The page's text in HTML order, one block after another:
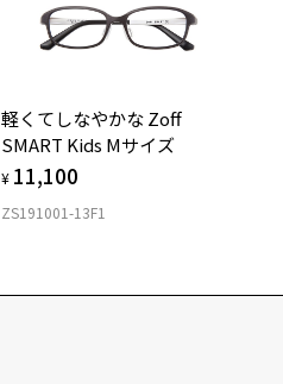
軽くてしなやかな Zoff
SMART Kids Mサイズ
¥ 11,100
ZS191001-13F1